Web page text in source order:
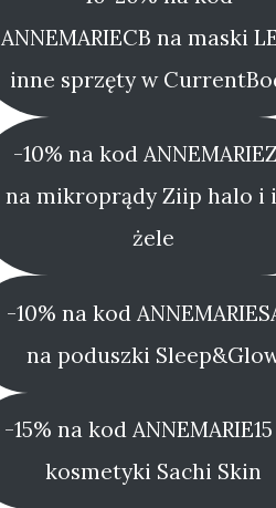
ANNEMARIECB na maski
inne sprzęty w
-10% na kod
na mikroprądy Ziip halo i
żele
-10% na kod
na poduszki
-15% na kod
kosmetyki Sachi Skin